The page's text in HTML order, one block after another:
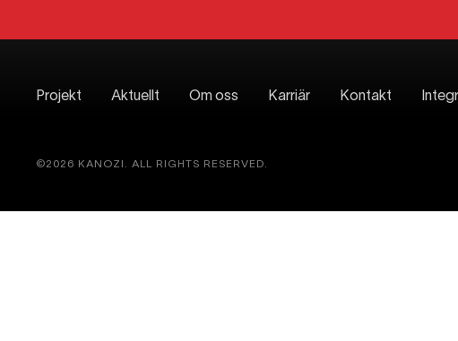
Projekt Aktuellt Om oss Karriär Kontakt
©2026 KANOZI. ALL RIGHTS RESERVED.